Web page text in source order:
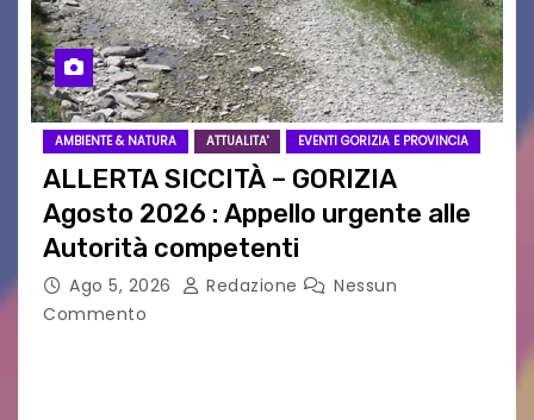
AMBIENTE & NATURA ATTUALITA' EVENTI GORIZIA E PROVINCIA
ALLERTA SICCITÀ – GORIZIA
Agosto 2026 : Appello urgente alle
Autorità competenti
Ago 5, 2026 Redazione
Nessun
Commento